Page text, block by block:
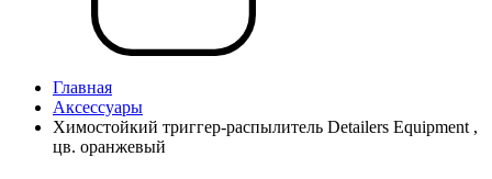
Главная
Аксессуары
Химостойкий триггер-распылитель Detailers Equipment ,
цв. оранжевый